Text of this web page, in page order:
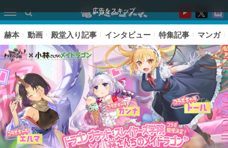
広告をスキップ
赫本 動画 殿堂入り記事 インタビュー 特集記事 マンガ